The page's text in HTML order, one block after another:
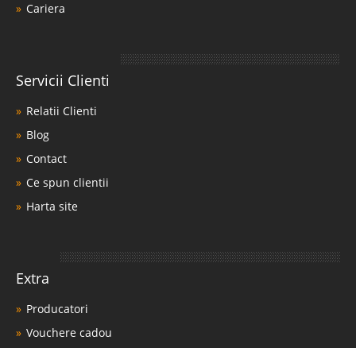
Cariera
Servicii Clienti
Relatii Clienti
Blog
Contact
Ce spun clientii
Harta site
Extra
Producatori
Vouchere cadou